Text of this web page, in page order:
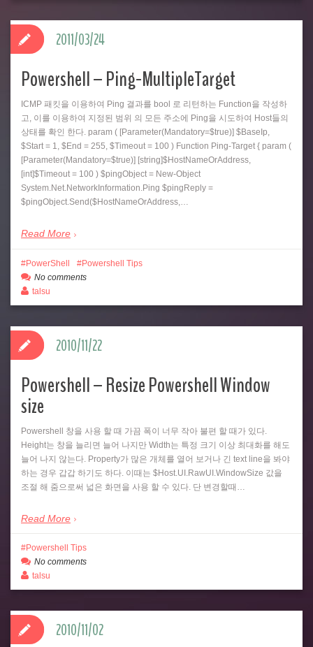
Powershell – Ping-MultipleTarget
ICMP 패킷을 이용하여 Ping 결과를 bool 로 리턴하는 Function을 작성하
고, 이를 이용하여 지정된 범위 의 모든 주소에 Ping을 시도하여 Host들의
상태를 확인 한다. param ( [Parameter(Mandatory=$true)] $BaseIp,
$Start = 1, $End = 255, $Timeout = 100 ) Function Ping-Target { param (
[Parameter(Mandatory=$true)] [string]$HostNameOrAddress,
[int]$Timeout = 100 ) $pingObject = New-Object
System.Net.NetworkInformation.Ping $pingReply =
$pingObject.Send($HostNameOrAddress,…
Read More
2011/03/24
PowerShell
Powershell Tips
No comments
talsu
Powershell – Resize Powershell Window
size
Powershell 창을 사용 할 때 가끔 폭이 너무 작아 불편 할 때가 있다.
Height는 창을 늘리면 늘어 나지만 Width는 특정 크기 이상 최대화를 해도
늘어 나지 않는다. Property가 많은 개체를 열어 보거나 긴 text line을 봐야
하는 경우 갑갑 하기도 하다. 이때는 $Host.UI.RawUI.WindowSize 값을
조절 해 줌으로써 넓은 화면을 사용 할 수 있다. 단 변경할때…
Read More
2010/11/22
Powershell Tips
No comments
talsu
2010/11/02